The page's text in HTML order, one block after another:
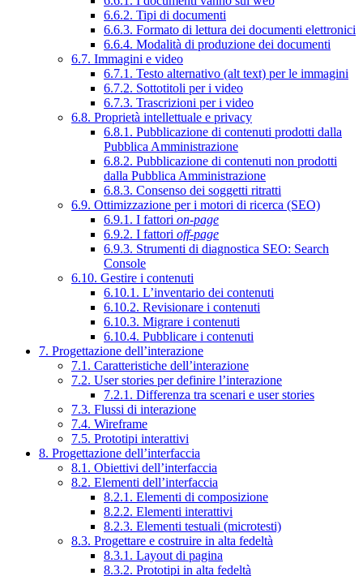
6.6.2. Tipi di documenti
6.6.3. Formato di lettura dei documenti elettronici
6.6.4. Modalità di produzione dei documenti
6.7. Immagini e video
6.7.1. Testo alternativo (alt text) per le immagini
6.7.2. Sottotitoli per i video
6.7.3. Trascrizioni per i video
6.8. Proprietà intellettuale e privacy
6.8.1. Pubblicazione di contenuti prodotti dalla
Pubblica Amministrazione
6.8.2. Pubblicazione di contenuti non prodotti
dalla Pubblica Amministrazione
6.8.3. Consenso dei soggetti ritratti
6.9. Ottimizzazione per i motori di ricerca (SEO)
6.9.1. I fattori on-page
6.9.2. I fattori off-page
6.9.3. Strumenti di diagnostica SEO: Search
Console
6.10. Gestire i contenuti
6.10.1. L’inventario dei contenuti
6.10.2. Revisionare i contenuti
6.10.3. Migrare i contenuti
6.10.4. Pubblicare i contenuti
7. Progettazione dell’interazione
7.1. Caratteristiche dell’interazione
7.2. User stories per definire l’interazione
7.2.1. Differenza tra scenari e user stories
7.3. Flussi di interazione
7.4. Wireframe
7.5. Prototipi interattivi
8. Progettazione dell’interfaccia
8.1. Obiettivi dell’interfaccia
8.2. Elementi dell’interfaccia
8.2.1. Elementi di composizione
8.2.2. Elementi interattivi
8.2.3. Elementi testuali (microtesti)
8.3. Progettare e costruire in alta fedeltà
8.3.1. Layout di pagina
8.3.2. Prototipi in alta fedeltà